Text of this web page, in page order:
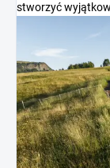
stworzyć